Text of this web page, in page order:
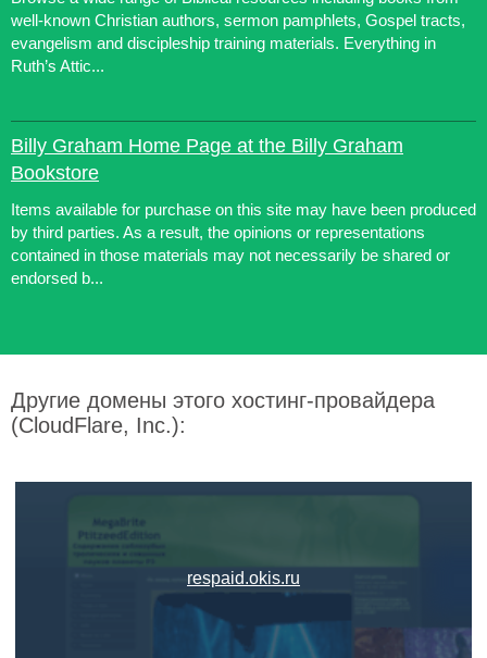
well-known Christian authors, sermon pamphlets, Gospel tracts,
evangelism and discipleship training materials. Everything in
Ruth’s Attic...
Billy Graham Home Page at the Billy Graham
Bookstore
Items available for purchase on this site may have been produced
by third parties. As a result, the opinions or representations
contained in those materials may not necessarily be shared or
endorsed b...
Другие домены этого хостинг-провайдера
(CloudFlare, Inc.):
respaid.okis.ru